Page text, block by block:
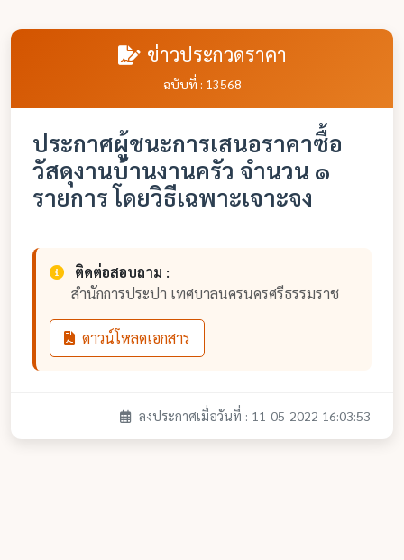
ข่าวประกวดราคา
ฉบับที่ : 13568
ประกาศผู้ชนะการเสนอราคาซื้อ
วัสดุงานบ้านงานครัว จำนวน ๑
รายการ โดยวิธีเฉพาะเจาะจง
ติดต่อสอบถาม :
สำนักการประปา เทศบาลนครนครศรีธรรมราช
ดาวน์โหลดเอกสาร
ลงประกาศเมื่อวันที่ : 11-05-2022 16:03:53